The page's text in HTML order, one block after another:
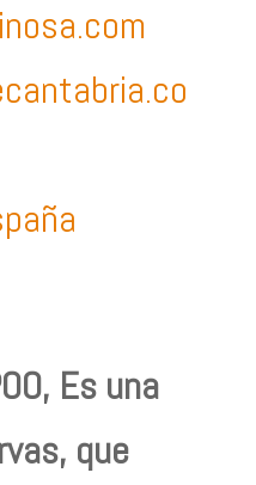
Es una
que